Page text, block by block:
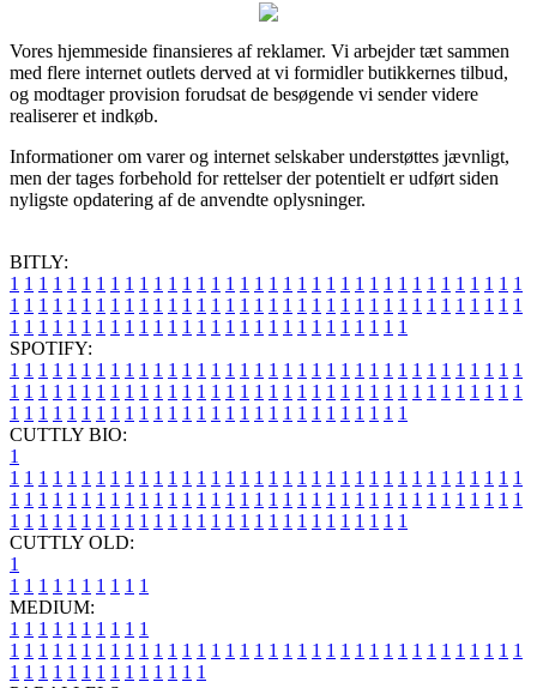
Vores hjemmeside finansieres af reklamer. Vi arbejder tæt sammen
med flere internet outlets derved at vi formidler butikkernes tilbud,
og modtager provision forudsat de besøgende vi sender videre
realiserer et indkøb.
Informationer om varer og internet selskaber understøttes jævnligt,
men der tages forbehold for rettelser der potentielt er udført siden
nyligste opdatering af de anvendte oplysninger.
BITLY:
1 1 1 1 1 1 1 1 1 1 1 1 1 1 1 1 1 1 1 1 1 1 1 1 1 1 1 1 1 1 1 1 1 1 1 1
1 1 1 1 1 1 1 1 1 1 1 1 1 1 1 1 1 1 1 1 1 1 1 1 1 1 1 1 1 1 1 1 1 1 1 1
1 1 1 1 1 1 1 1 1 1 1 1 1 1 1 1 1 1 1 1 1 1 1 1 1 1 1 1
SPOTIFY:
1 1 1 1 1 1 1 1 1 1 1 1 1 1 1 1 1 1 1 1 1 1 1 1 1 1 1 1 1 1 1 1 1 1 1 1
1 1 1 1 1 1 1 1 1 1 1 1 1 1 1 1 1 1 1 1 1 1 1 1 1 1 1 1 1 1 1 1 1 1 1 1
1 1 1 1 1 1 1 1 1 1 1 1 1 1 1 1 1 1 1 1 1 1 1 1 1 1 1 1
CUTTLY BIO:
1
1 1 1 1 1 1 1 1 1 1 1 1 1 1 1 1 1 1 1 1 1 1 1 1 1 1 1 1 1 1 1 1 1 1 1 1
1 1 1 1 1 1 1 1 1 1 1 1 1 1 1 1 1 1 1 1 1 1 1 1 1 1 1 1 1 1 1 1 1 1 1 1
1 1 1 1 1 1 1 1 1 1 1 1 1 1 1 1 1 1 1 1 1 1 1 1 1 1 1 1
CUTTLY OLD:
1
1 1 1 1 1 1 1 1 1 1
MEDIUM:
1 1 1 1 1 1 1 1 1 1
1 1 1 1 1 1 1 1 1 1 1 1 1 1 1 1 1 1 1 1 1 1 1 1 1 1 1 1 1 1 1 1 1 1 1 1
1 1 1 1 1 1 1 1 1 1 1 1 1 1